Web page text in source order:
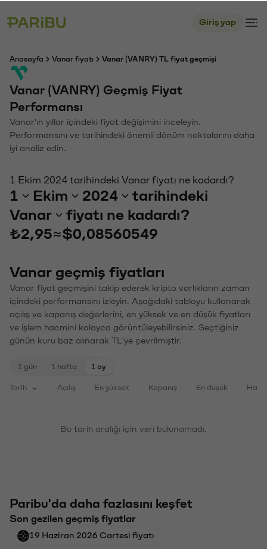
Giriş yap
Anasayfa Vanar fiyatı Vanar (VANRY) TL fiyat geçmişi
Vanar (VANRY) Geçmiş Fiyat
Performansı
Vanar'ın yıllar içindeki fiyat değişimini inceleyin.
Performansını ve tarihindeki önemli dönüm noktalarını daha
iyi analiz edin.
1 Ekim 2024 tarihindeki Vanar fiyatı ne kadardı?
1 Ekim 2024
tarihindeki
Vanar
fiyatı ne kadardı?
₺2,95≈$0,08560549
Vanar geçmiş fiyatları
Vanar fiyat geçmişini takip ederek kripto varlıkların zaman
içindeki performansını izleyin. Aşağıdaki tabloyu kullanarak
açılış ve kapanış değerlerini, en yüksek ve en düşük fiyatları
ve işlem hacmini kolayca görüntüleyebilirsiniz. Seçtiğiniz
günün kuru baz alınarak TL'ye çevrilmiştir.
1 gün 1 hafta 1 ay
Tarih Açılış En yüksek Kapanış En düşük
Bu tarih aralığı için veri bulunamadı.
Paribu'da daha fazlasını keşfet
Son gezilen geçmiş fiyatlar
19 Haziran 2026 Cartesi fiyatı